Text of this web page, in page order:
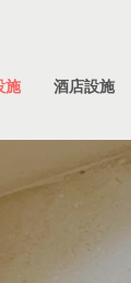
施 酒店設施